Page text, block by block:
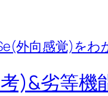
)&劣等